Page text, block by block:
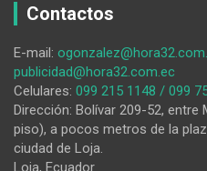
Sur
el
histórico
tren
de
Jipiro
Contactos
E-mail:
publicidad@hora32.com.ec
Celulares: 099 215 1148 / 099
Dirección: Bolívar 209-52,
piso), a pocos metros de la
ciudad de Loja.